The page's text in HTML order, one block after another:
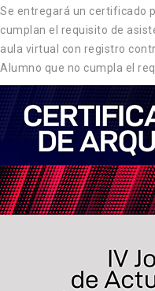
Se entregará un certificado
cumplan el requisito de
aula virtual con registro
Alumno que no cumpla el